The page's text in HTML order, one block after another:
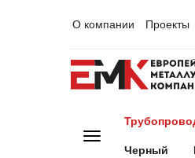
О компании Проекты
Черный